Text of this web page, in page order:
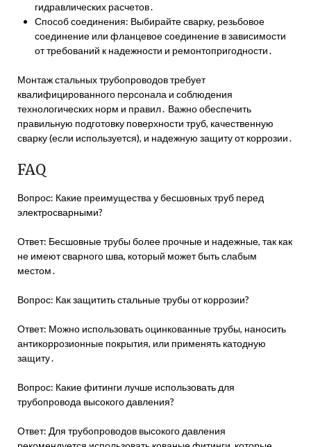
гидравлических расчетов․
Способ соединения: Выбирайте сварку, резьбовое
соединение или фланцевое соединение в зависимости
от требований к надежности и ремонтопригодности․
Монтаж стальных трубопроводов требует
квалифицированного персонала и соблюдения
технологических норм и правил․ Важно обеспечить
правильную подготовку поверхности труб, качественную
сварку (если используется), и надежную защиту от коррозии․
FAQ
Вопрос: Какие преимущества у бесшовных труб перед
электросварными?
Ответ: Бесшовные трубы более прочные и надежные, так как
не имеют сварного шва, который может быть слабым
местом․
Вопрос: Как защитить стальные трубы от коррозии?
Ответ: Можно использовать оцинкованные трубы, наносить
антикоррозионные покрытия, или применять катодную
защиту․
Вопрос: Какие фитинги лучше использовать для
трубопровода высокого давления?
Ответ: Для трубопроводов высокого давления